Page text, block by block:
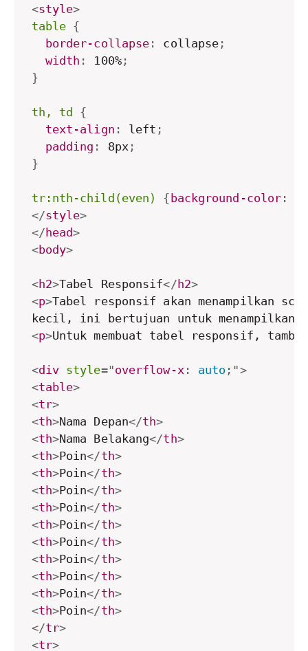
<style>
table {
border-collapse : collapse ;
width : 100%;
}
th, td {
text-align : left ;
padding : 8px ;
}
tr:nth-child(even) {background-color :
</style>
</head>
<body>
<h2>Tabel Responsif</h2>
<p>Tabel responsif akan menampilkan
kecil, ini bertujuan untuk menampilkan
<p>Untuk membuat tabel responsif,
<div style="overflow-x : auto ; ">
<table>
<tr>
<th>Nama Depan</th>
<th>Nama Belakang</th>
<th>Poin</th>
<th>Poin</th>
<th>Poin</th>
<th>Poin</th>
<th>Poin</th>
<th>Poin</th>
<th>Poin</th>
<th>Poin</th>
<th>Poin</th>
<th>Poin</th>
</tr>
<tr>